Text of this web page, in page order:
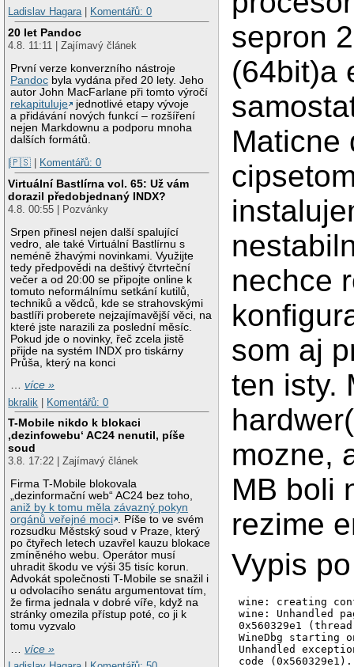
Ladislav Hagara| Komentářů: 0
20 let Pandoc
4.8. 11:11 | Zajímavý článek
První verze konverzního nástroje
Pandoc byla vydána před 20 lety. Jeho
autor John MacFarlane při tomto výročí
rekapituluje
jednotlivé etapy vývoje
a přidávání nových funkcí – rozšíření
nejen Markdownu a podporu mnoha
dalších formátů.
|🇵🇸
Komentářů: 0
Virtuální Bastlírna vol. 65: Už vám
dorazil předobjednaný INDX?
4.8. 00:55 | Pozvánky
Srpen přinesl nejen další spalující
vedro, ale také Virtuální Bastlírnu s
neméně žhavými novinkami. Využijte
tedy předpovědi na deštivý čtvrteční
večer a od 20:00 se připojte online k
tomuto neformálnímu setkání kutilů,
techniků a vědců, kde se strahovskými
bastlíři proberete nejzajímavější věci, na
které jste narazili za poslední měsíc.
Pokud jde o novinky, řeč zcela jistě
přijde na systém INDX pro tiskárny
Průša, který na konci
…více »
bkralik | Komentářů: 0
T-Mobile nikdo k blokaci
‚dezinfowebu‘ AC24 nenutil, píše
soud
3.8. 17:22 | Zajímavý článek
Firma T-Mobile blokovala
„dezinformační web“ AC24 bez toho,
aniž by k tomu měla závazný pokyn
orgánů veřejné moci
. Píše to ve svém
rozsudku Městský soud v Praze, který
po čtyřech letech uzavřel kauzu blokace
zmíněného webu. Operátor musí
uhradit škodu ve výši 35 tisíc korun.
Advokát společnosti T-Mobile se snažil i
u odvolacího senátu argumentovat tím,
že firma jednala v dobré víře, když na
stránky omezila přístup poté, co ji k
tomu vyzvalo
…více »
sepron
(64bit)a
Maticne
nechce
som aj
ten isty.
mozne,
MB boli
rezime
Vypis
wine: creating
wine: Unhandled
0x560329e1
WineDbg starting
Unhandled
code (0x560329e1).